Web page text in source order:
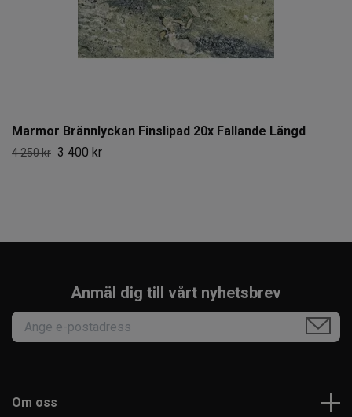
Marmor Brännlyckan Finslipad 20x Fallande Längd
4 250 kr 3 400 kr
Anmäl dig till vårt nyhetsbrev
Om oss